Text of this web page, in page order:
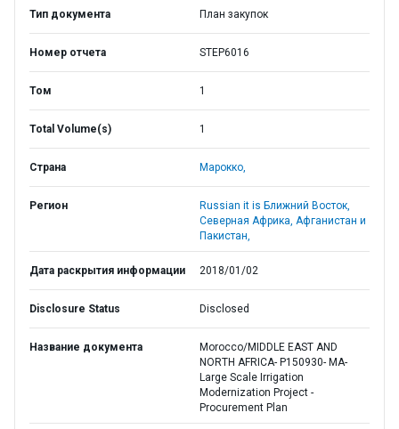
Тип документа План закупок
Номер отчета STEP6016
Том 1
Total Volume(s) 1
Страна Марокко,
Регион
Russian it is Ближний Восток,
Северная Африка, Афганистан и
Пакистан,
Дата раскрытия информации 2018/01/02
Disclosure Status Disclosed
Название документа
Morocco/MIDDLE EAST AND
NORTH AFRICA- P150930- MA-
Large Scale Irrigation
Modernization Project -
Procurement Plan